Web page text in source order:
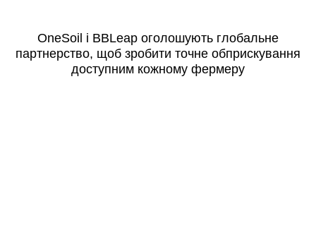
OneSoil і BBLeap оголошують глобальне
партнерство, щоб зробити точне обприскування
доступним кожному фермеру